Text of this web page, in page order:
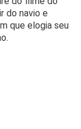
do navio e
que elogia seu